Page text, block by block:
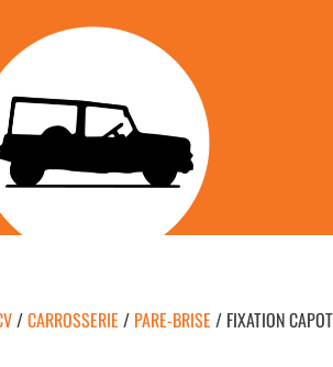
/CARROSSERIE / PARE-BRISE / FIXATION